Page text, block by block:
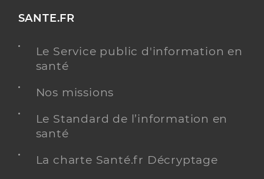
SANTE.FR
Le Service public d'information en
santé
Nos missions
Le Standard de l’information en
santé
La charte Santé.fr Décryptage